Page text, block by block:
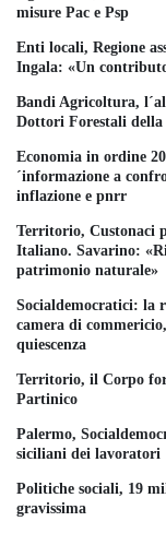
misure Pac e Psp
Enti locali, Regione
Ingala: «Un
Bandi Agricoltura,
Dottori Forestali
Economia in ordine
´informazione a
inflazione e pnrr
Territorio, Custonaci
Italiano. Savarino:
patrimonio naturale»
Socialdemocratici: la
camera di
quiescenza
Territorio, il Corpo
Partinico
Palermo,
siciliani dei lavoratori
Politiche sociali, 19
gravissima